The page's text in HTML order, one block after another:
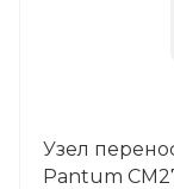
Узел
Pantum